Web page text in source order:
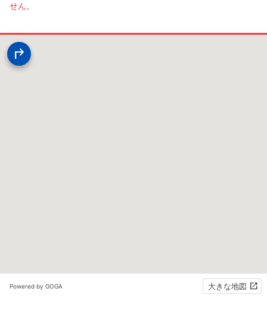
せん。
Powered by GOGA 大きな地図